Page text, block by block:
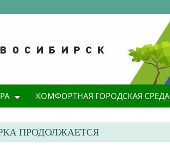
КОМФОРТНАЯ ГОРОДСКАЯ СРЕДА
ПРОДОЛЖАЕТСЯ